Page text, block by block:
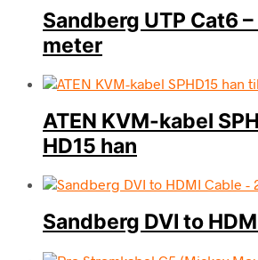
Sandberg UTP Cat6
meter
ATEN KVM-kabel
HD15 han
Sandberg DVI to